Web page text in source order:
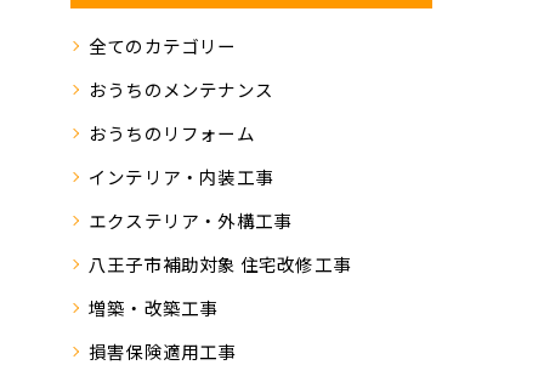
全てのカテゴリー
おうちのメンテナンス
おうちのリフォーム
インテリア・内装工事
エクステリア・外構工事
八王子市補助対象 住宅改修工事
増築・改築工事
損害保険適用工事